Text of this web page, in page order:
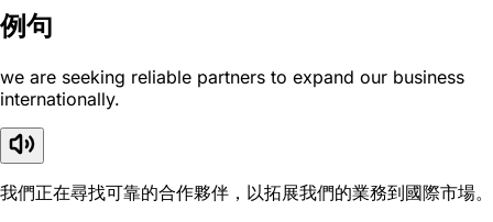
例句
we are seeking reliable partners to expand our business
internationally.
我們正在尋找可靠的合作夥伴，以拓展我們的業務到國際市場。